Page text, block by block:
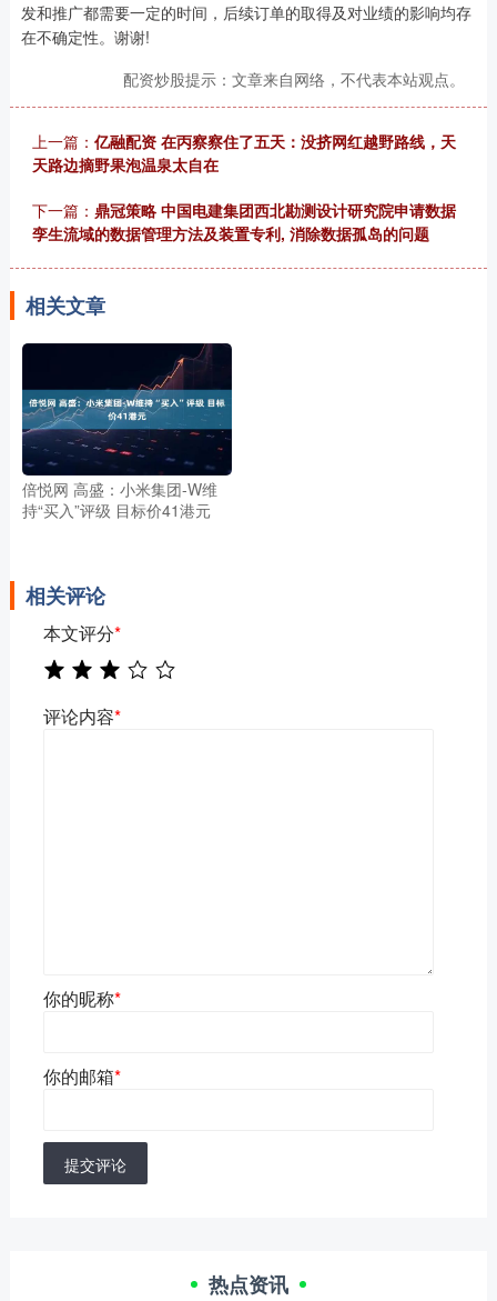
发和推广都需要一定的时间，后续订单的取得及对业绩的影响均存
在不确定性。谢谢!
配资炒股提示：文章来自网络，不代表本站观点。
上一篇： 亿融配资 在丙察察住了五天：没挤网红越野路线，天
天路边摘野果泡温泉太自在
下一篇： 鼎冠策略 中国电建集团西北勘测设计研究院申请数据
孪生流域的数据管理方法及装置专利, 消除数据孤岛的问题
相关文章
倍悦网 高盛：小米集团-W维
持“买入”评级 目标价41港元
相关评论
本文评分*
评论内容*
你的昵称*
你的邮箱*
提交评论
热点资讯